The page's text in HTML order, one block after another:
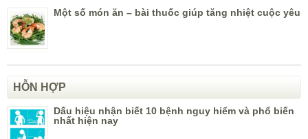
Một số món ăn – bài thuốc giúp tăng nhiệt cuộc yêu
HỖN HỢP
Dấu hiệu nhận biết 10 bệnh nguy hiểm và phổ biến
nhất hiện nay